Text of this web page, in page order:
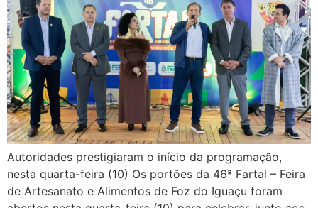
Autoridades prestigiaram o início da programação,
nesta quarta-feira (10) Os portões da 46ª Fartal – Feira
de Artesanato e Alimentos de Foz do Iguaçu foram